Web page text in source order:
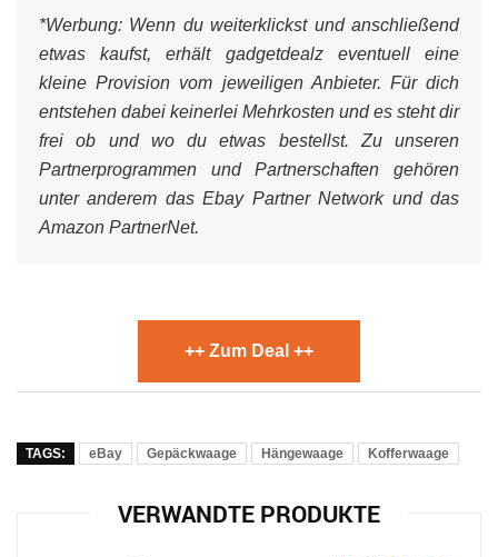
*Werbung: Wenn du weiterklickst und anschließend
etwas kaufst, erhält gadgetdealz eventuell eine
kleine Provision vom jeweiligen Anbieter. Für dich
entstehen dabei keinerlei Mehrkosten und es steht dir
frei ob und wo du etwas bestellst. Zu unseren
Partnerprogrammen und Partnerschaften gehören
unter anderem das Ebay Partner Network und das
Amazon PartnerNet.
++ Zum Deal ++
TAGS: eBay Gepäckwaage Hängewaage Kofferwaage
VERWANDTE PRODUKTE